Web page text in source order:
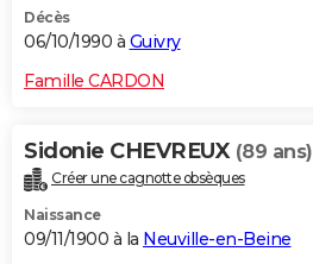
Décès
06/10/1990 à Guivry
Famille CARDON
Sidonie CHEVREUX (89 ans)
Créer une cagnotte obsèques
Naissance
09/11/1900 à la Neuville-en-Beine